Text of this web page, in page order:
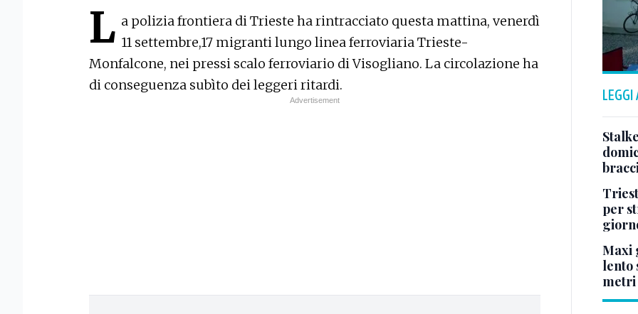
L a polizia frontiera di Trieste ha rintracciato questa mattina, venerdì
11 settembre,17 migranti lungo linea ferroviaria Trieste-
Monfalcone, nei pressi scalo ferroviario di Visogliano. La circolazione ha
di conseguenza subìto dei leggeri ritardi.
LEGGI
per
Maxi
lento
metri